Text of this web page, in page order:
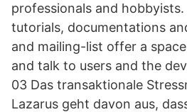
professionals and
tutorials, documentations
and mailing-list offer a
and talk to users and the
03 Das transaktionale
Lazarus geht davon aus,